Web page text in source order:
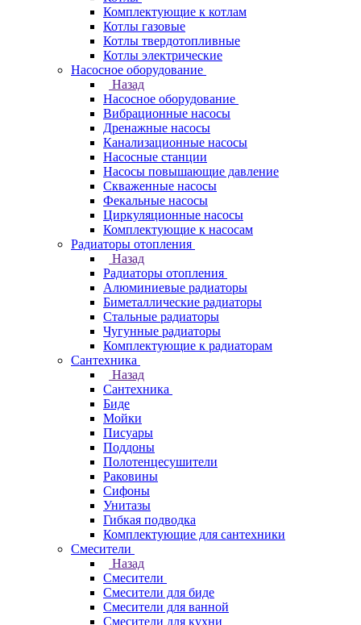
Комплектующие к котлам
Котлы газовые
Котлы твердотопливные
Котлы электрические
Насосное оборудование
Назад
Насосное оборудование
Вибрационные насосы
Дренажные насосы
Канализационные насосы
Насосные станции
Насосы повышающие давление
Скваженные насосы
Фекальные насосы
Циркуляционные насосы
Комплектующие к насосам
Радиаторы отопления
Назад
Радиаторы отопления
Алюминиевые радиаторы
Биметаллические радиаторы
Стальные радиаторы
Чугунные радиаторы
Комплектующие к радиаторам
Сантехника
Назад
Сантехника
Биде
Мойки
Писуары
Поддоны
Полотенцесушители
Раковины
Сифоны
Унитазы
Гибкая подводка
Комплектующие для сантехники
Смесители
Назад
Смесители
Смесители для биде
Смесители для ванной
Смесители для кухни